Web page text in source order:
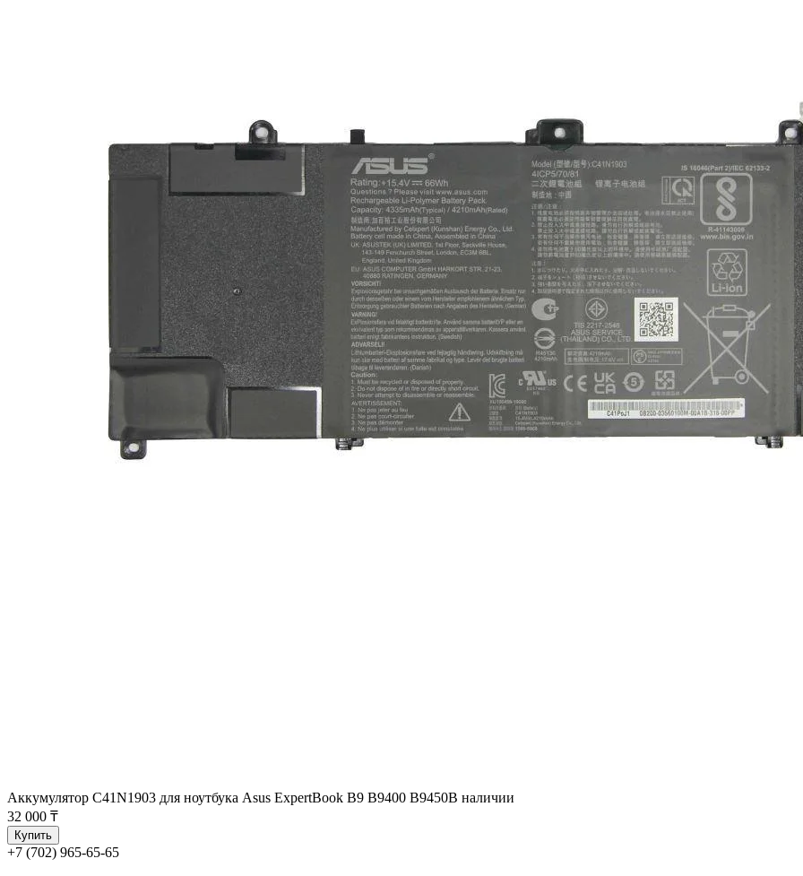
Аккумулятор C41N1903 для ноутбука Asus ExpertBook B9 B9400 B9450В наличии
32 000 ₸
Купить
+7 (702) 965-65-65